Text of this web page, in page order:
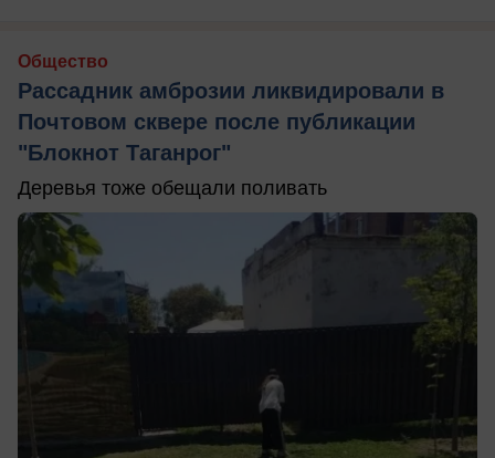
Общество
Рассадник амброзии ликвидировали в
Почтовом сквере после публикации
"Блокнот Таганрог"
Деревья тоже обещали поливать